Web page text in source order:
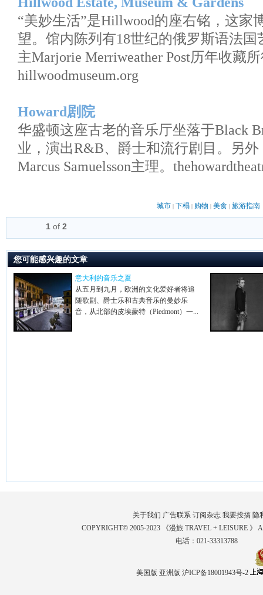
“美妙生活”是Hillwood的座右铭，这家
望。馆内陈列有18世纪的俄罗斯语法
主Marjorie Merriweather Post历年收藏
hillwoodmuseum.org
Howard剧院
华盛顿这座古老的音乐厅坐落于Black
业，演出R&B、爵士和流行剧目。另
Marcus Samuelsson主理。
城市| 下榻| 购物 | 美食| 旅游指南
1 of 2
您可能感兴趣的文章
意大利的音乐之夏
从五月到九月，欧洲的文化爱好者将追
随歌剧、爵士乐和古典音乐的曼妙乐
音，从北部的皮埃蒙特（Piedmont）一...
关于我们 广告联系 订阅杂志 我要投搞 隐
COPYRIGHT© 2005-2023 《漫旅 TRAVEL + LEISURE 》
电话：021-33313788
美国版 亚洲版 沪ICP备18001943号-2